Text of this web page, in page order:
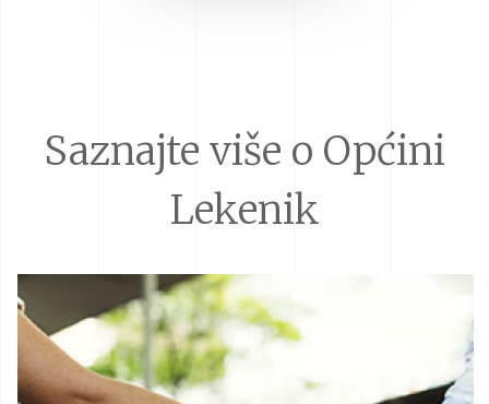
Saznajte više o Općini
Lekenik